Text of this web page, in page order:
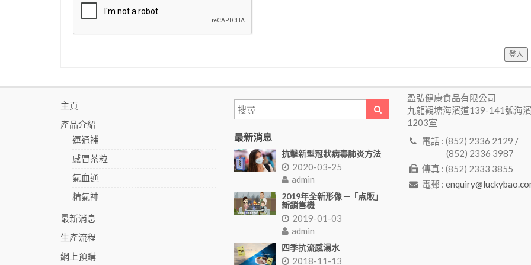
登入
主頁
產品介紹
運通補
感冒茶粒
氣血通
精氣神
最新消息
生產流程
網上預購
最新消息
抗擊新型冠狀病毒肺炎方法
2020-03-25
admin
2019年全新形像 ─「点販」
新銷售機
2019-01-03
admin
四季抗流感湯水
2018-11-13
盈弘健康食品有限公司
九龍觀塘海濱道139-141號海
1203室
電話 : (852) 2336 2129 /
(852) 2336 3987
傳真 : (852) 2333 3855
電郵 :